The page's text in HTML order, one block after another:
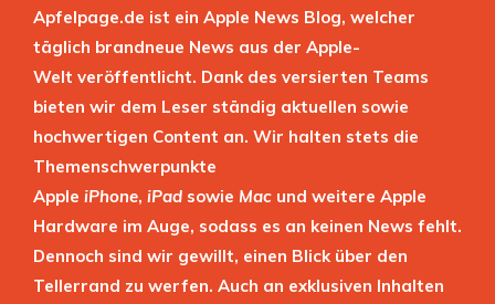
Apfelpage.de ist ein Apple News Blog, welcher
täglich brandneue News aus der Apple-
Welt veröffentlicht. Dank des versierten Teams
bieten wir dem Leser ständig aktuellen sowie
hochwertigen Content an. Wir halten stets die
Themenschwerpunkte
Apple iPhone, iPad sowie Mac und weitere Apple
Hardware im Auge, sodass es an keinen News fehlt.
Dennoch sind wir gewillt, einen Blick über den
Tellerrand zu werfen. Auch an exklusiven Inhalten